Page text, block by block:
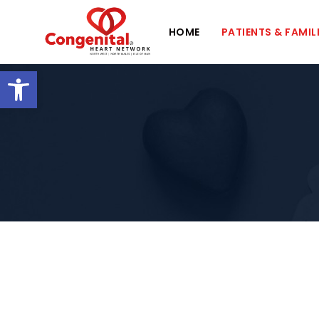
Open toolbar
HOME PATIENTS &